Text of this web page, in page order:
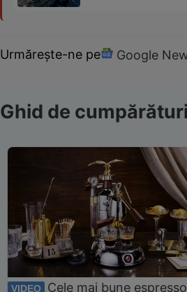
Urmărește-ne pe Google
Ghid de cumpărături
VIDEO
Cele mai bune